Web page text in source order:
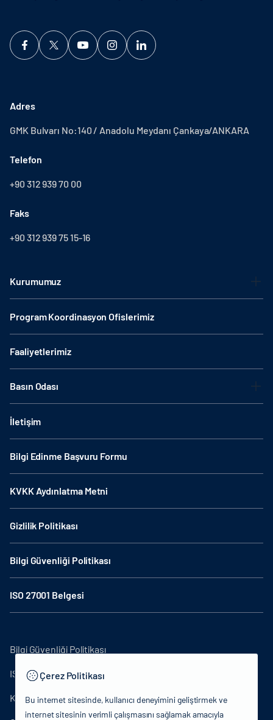
Adres
GMK Bulvarı No:140 / Anadolu Meydanı Çankaya/ANKARA
Telefon
+90 312 939 70 00
Faks
+90 312 939 75 15-16
Kurumumuz
Program Koordinasyon Ofislerimiz
Faaliyetlerimiz
Basın Odası
İletişim
Bilgi Edinme Başvuru Formu
KVKK Aydınlatma Metni
Gizlilik Politikası
Bilgi Güvenliği Politikası
ISO 27001 Belgesi
Bilgi Güvenliği Politikası
ISO27001
KVKK Aydınlatma Metni
Çerez Politikası
Bu internet sitesinde, kullanıcı deneyimini geliştirmek ve
internet sitesinin verimli çalışmasını sağlamak amacıyla